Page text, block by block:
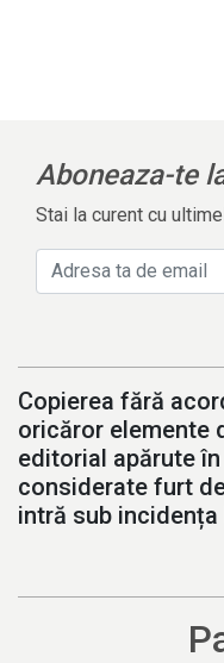
Aboneaza-te
Stai la curent cu
Copierea fără
oricăror elemente
editorial apărute
considerate furt
intră sub incidența